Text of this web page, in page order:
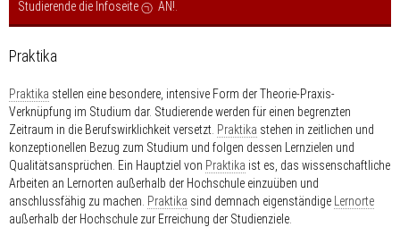
Studierende die Infoseite
AN!
Praktika
Praktika stellen eine besondere, intensive Form der Theorie-Praxis-
Verknüpfung im Studium dar. Studierende werden für einen begrenzten
Zeitraum in die Berufswirklichkeit versetzt. Praktika stehen in zeitlichen und
konzeptionellen Bezug zum Studium und folgen dessen Lernzielen und
Qualitätsansprüchen. Ein Hauptziel von Praktika ist es, das wissenschaftliche
Arbeiten an Lernorten außerhalb der Hochschule einzuüben und
anschlussfähig zu machen. Praktika sind demnach eigenständige
Lernorte
außerhalb der Hochschule zur Erreichung der Studienziele.